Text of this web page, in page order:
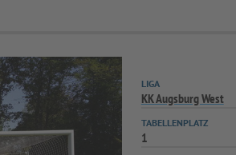
LIGA
KK Augsburg West
TABELLENPLATZ
1